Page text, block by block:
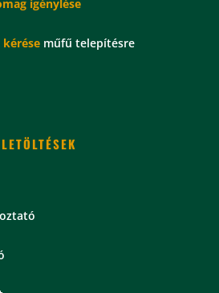
igénylése
műfű telepítésre